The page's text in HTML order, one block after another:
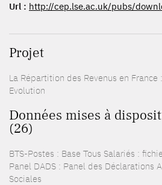
Url : http://cep.lse.ac.uk/pubs/
Projet
La Répartition des Revenus en France
Evolution
Données mises à
(26)
BTS-Postes : Base Tous Salariés :
Panel DADS : Panel des Déclarations
Sociales